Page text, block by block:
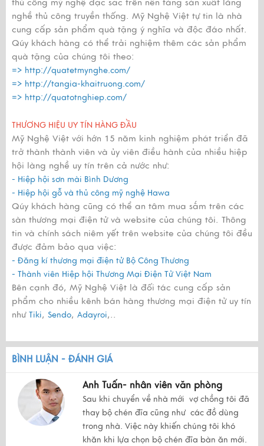
thủ công mỹ nghệ đặc sắc trên nền tảng sản xuất làng
nghề thủ công truyền thống. Mỹ Nghệ Việt tự tin là nhà
cung cấp sản phẩm quà tặng ý nghĩa và độc đáo nhất.
Qúy khách hàng có thể trải nghiệm thêm các sản phẩm
quà tặng của chúng tôi theo:
=> http://quatetmynghe.com/
=> http://tangia-khaitruong.com/
=> http://quatotnghiep.com/
THƯƠNG HIỆU UY TÍN HÀNG ĐẦU
Mỹ Nghệ Việt với hớn 15 năm kinh nghiệm phát triển đã
trở thành thành viên và ủy viên điều hành của nhiều hiệp
hội làng nghề uy tín trên cả nước như:
- Hiệp hội sơn mài Bình Dương
- Hiệp hội gỗ và thủ công mỹ nghệ Hawa
Qúy khách hàng cũng có thể an tâm mua sắm trên các
sàn thương mại điện tử và website của chúng tôi. Thông
tin và chính sách niêm yết trên website của chúng tôi đều
được đảm bảo qua việc:
- Đăng kí thương mại điện tử Bộ Công Thương
- Thành viên Hiệp hội Thương Mại Điện Tử Việt Nam
Bên cạnh đó, Mỹ Nghệ Việt là đối tác cung cấp sản
phẩm cho nhiều kênh bán hàng thương mại điện tử uy tín
như Tiki, Sendo, Adayroi,..
BÌNH LUẬN - ĐÁNH GIÁ
Anh Tuấn- nhân viên văn phòng
Sau khi chuyển về nhà mới vợ chồng tôi đã
thay bộ chén đĩa cũng như các đồ dùng
trong nhà. Việc này khiến chúng tôi khó
khăn khi lựa chọn bộ chén đĩa bàn ăn mới.